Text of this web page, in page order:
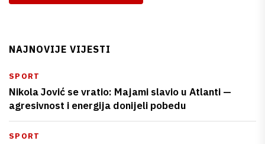
NAJNOVIJE VIJESTI
SPORT
Nikola Jović se vratio: Majami slavio u Atlanti —
agresivnost i energija donijeli pobedu
SPORT